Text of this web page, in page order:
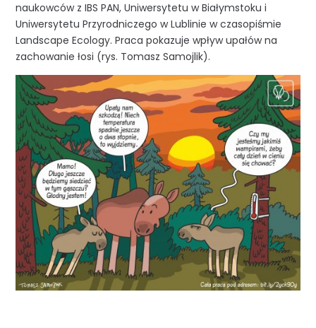
naukowców z IBS PAN, Uniwersytetu w Białymstoku i
Uniwersytetu Przyrodniczego w Lublinie w czasopiśmie
Landscape Ecology. Praca pokazuje wpływ upałów na
zachowanie łosi (rys. Tomasz Samojlik).